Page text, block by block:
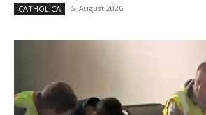
CATHOLICA 5. August 2026